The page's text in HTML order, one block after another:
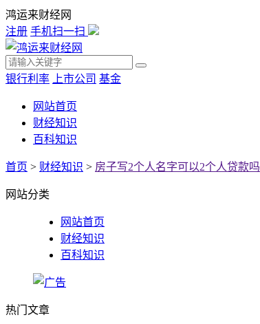
鸿运来财经网
注册 手机扫一扫
银行利率 上市公司 基金
网站首页
财经知识
百科知识
首页 > 财经知识 > 房子写2个人名字可以2个人贷款吗
网站分类
网站首页
财经知识
百科知识
热门文章